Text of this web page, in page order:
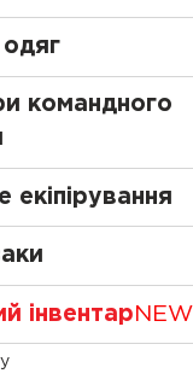
командного
екіпірування
інвентар NEW